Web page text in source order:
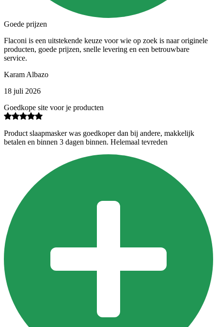
Goede prijzen
Flaconi is een uitstekende keuze voor wie op zoek is naar originele
producten, goede prijzen, snelle levering en een betrouwbare
service.
Karam Albazo
18 juli 2026
Goedkope site voor je producten
Product slaapmasker was goedkoper dan bij andere, makkelijk
betalen en binnen 3 dagen binnen. Helemaal tevreden